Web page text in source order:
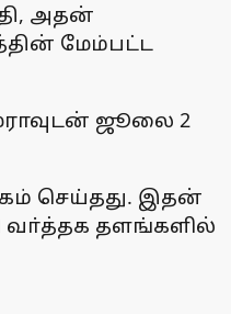
அதன்
மேம்பட்ட
ஜூலை 2
செய்தது. இதன்
வா்த்தக தளங்களில்